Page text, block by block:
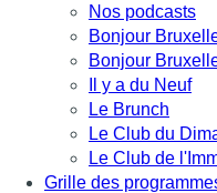
Nos podcasts
Bonjour
Bonjour
Il y a du Neuf
Le Brunch
Le Club du
Le Club de
Grille des